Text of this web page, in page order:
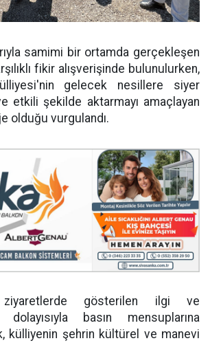
samimi bir ortamda gerçekleşen
fikir alışverişinde bulunulurken,
gelecek nesillere siyer
etkili şekilde aktarmayı amaçlayan
olduğu vurgulandı.
ziyaretlerde gösterilen ilgi ve
dolayısıyla basın mensuplarına
külliyenin şehrin kültürel ve manevi